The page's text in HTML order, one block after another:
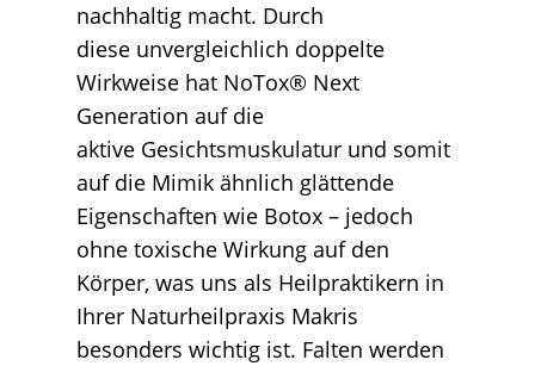
nachhaltig macht. Durch
diese unvergleichlich doppelte
Wirkweise hat NoTox® Next
Generation auf die
aktive Gesichtsmuskulatur und somit
auf die Mimik ähnlich glättende
Eigenschaften wie Botox – jedoch
ohne toxische Wirkung auf den
Körper, was uns als Heilpraktikern in
Ihrer Naturheilpraxis Makris
besonders wichtig ist. Falten werden